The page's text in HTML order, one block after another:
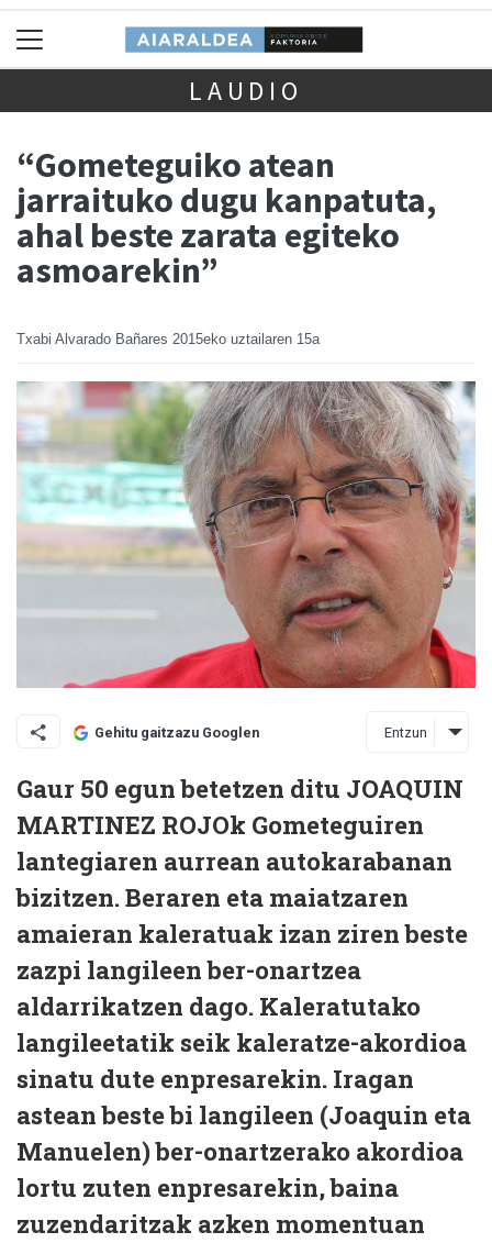
LAUDIO
“Gometeguiko atean
jarraituko dugu kanpatuta,
ahal beste zarata egiteko
asmoarekin”
Txabi Alvarado Bañares 2015eko uztailaren 15a
Gehitu gaitzazu Googlen Entzun
Gaur 50 egun betetzen ditu JOAQUIN
MARTINEZ ROJOk Gometeguiren
lantegiaren aurrean autokarabanan
bizitzen. Beraren eta maiatzaren
amaieran kaleratuak izan ziren beste
zazpi langileen ber-onartzea
aldarrikatzen dago. Kaleratutako
langileetatik seik kaleratze-akordioa
sinatu dute enpresarekin. Iragan
astean beste bi langileen (Joaquin eta
Manuelen) ber-onartzerako akordioa
lortu zuten enpresarekin, baina
zuzendaritzak azken momentuan